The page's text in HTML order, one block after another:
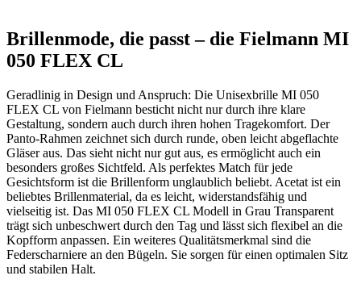
Brillenmode, die passt – die Fielmann MI
050 FLEX CL
Geradlinig in Design und Anspruch: Die Unisexbrille MI 050
FLEX CL von Fielmann besticht nicht nur durch ihre klare
Gestaltung, sondern auch durch ihren hohen Tragekomfort. Der
Panto-Rahmen zeichnet sich durch runde, oben leicht abgeflachte
Gläser aus. Das sieht nicht nur gut aus, es ermöglicht auch ein
besonders großes Sichtfeld. Als perfektes Match für jede
Gesichtsform ist die Brillenform unglaublich beliebt. Acetat ist ein
beliebtes Brillenmaterial, da es leicht, widerstandsfähig und
vielseitig ist. Das MI 050 FLEX CL Modell in Grau Transparent
trägt sich unbeschwert durch den Tag und lässt sich flexibel an die
Kopfform anpassen. Ein weiteres Qualitätsmerkmal sind die
Federscharniere an den Bügeln. Sie sorgen für einen optimalen Sitz
und stabilen Halt.